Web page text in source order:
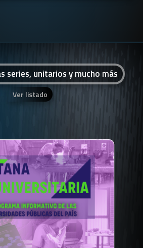
series, unitarios y mucho más
Ver listado